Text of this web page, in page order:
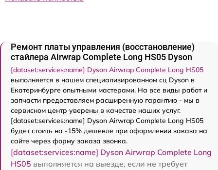
Ремонт платы управления (восстановление)
стайлера Airwrap Complete Long HS05 Dyson
[dataset:services:name] Dyson Airwrap Complete Long HS05
выполняется в нашем специализированном сц Dyson в
Екатеринбурге опытными мастерами. На все виды работ и
запчасти предоставляем расширенную гарантию - мы в
сервисном центр уверены в качестве наших услуг.
[dataset:services:name] Dyson Airwrap Complete Long HS05
будет стоить на -15% дешевле при оформлении заказа на
сайте через форму заказа звонка.
[dataset:services:name] Dyson Airwrap Complete Long
HS05 выполняется на выезде, если не требует